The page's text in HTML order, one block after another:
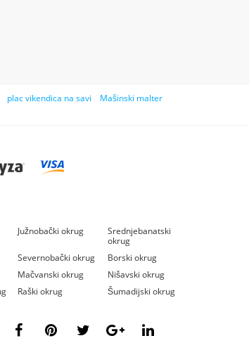
plac vikendica na savi
Mašinski malter
Južnobački okrug
Srednjebanatski
okrug
Severnobački okrug
Borski okrug
Mačvanski okrug
Nišavski okrug
Raški okrug Šumadijski okrug